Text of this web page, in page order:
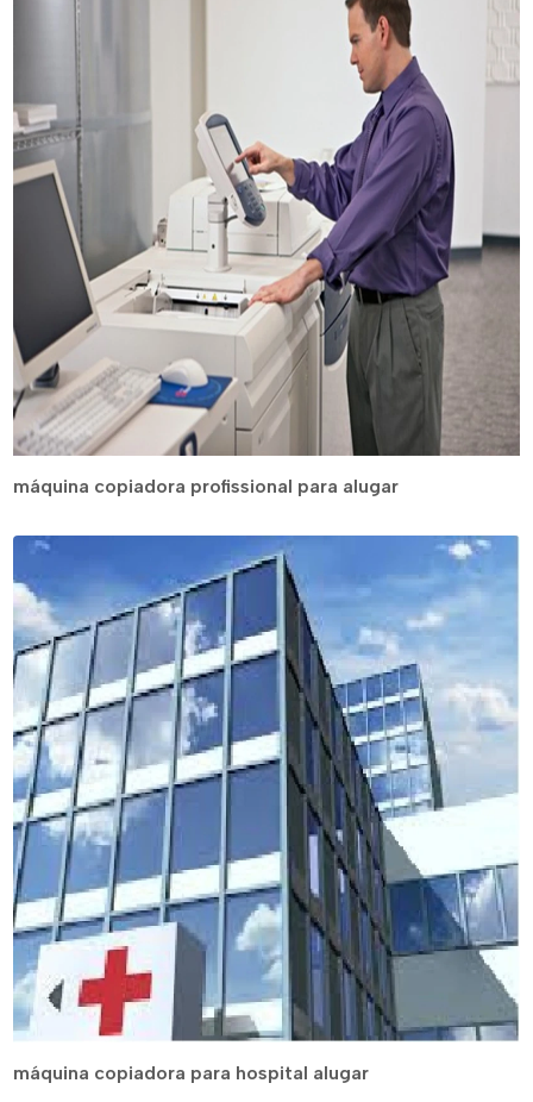
máquina copiadora profissional para alugar
máquina copiadora para hospital alugar